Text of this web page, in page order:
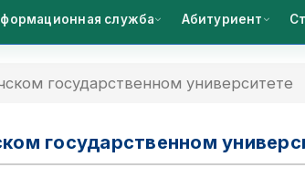
служба Абитуриент
государственном университете
государственном